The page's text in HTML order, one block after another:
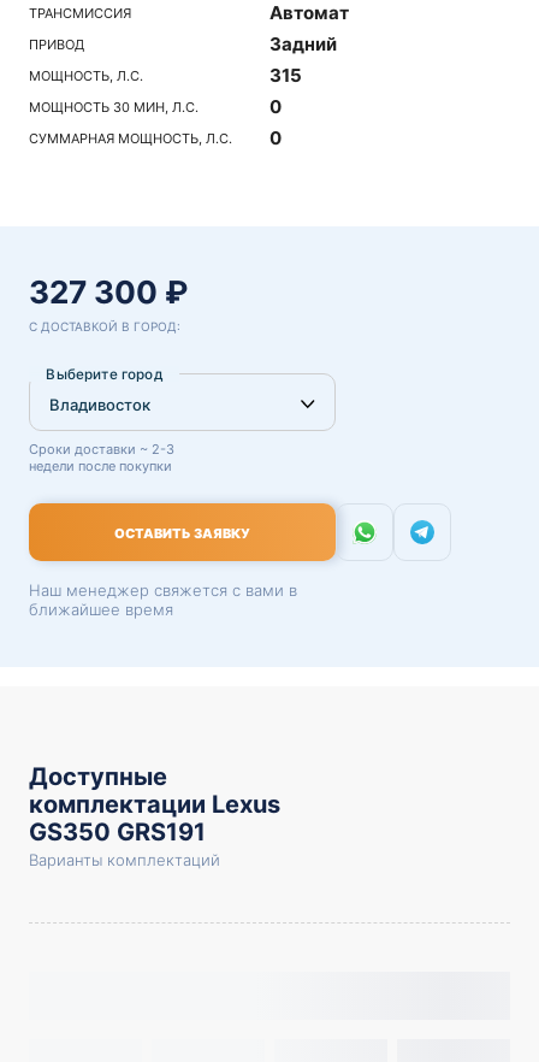
ТРАНСМИССИЯ Автомат
ПРИВОД Задний
МОЩНОСТЬ, Л.С. 315
МОЩНОСТЬ 30 МИН, Л.С. 0
СУММАРНАЯ МОЩНОСТЬ, Л.С. 0
327 300 ₽
С ДОСТАВКОЙ В ГОРОД:
Выберите город
Сроки доставки ~ 2-3
недели после покупки
ОСТАВИТЬ ЗАЯВКУ
Наш менеджер свяжется с вами в
ближайшее время
Доступные
комплектации Lexus
GS350 GRS191
Варианты комплектаций